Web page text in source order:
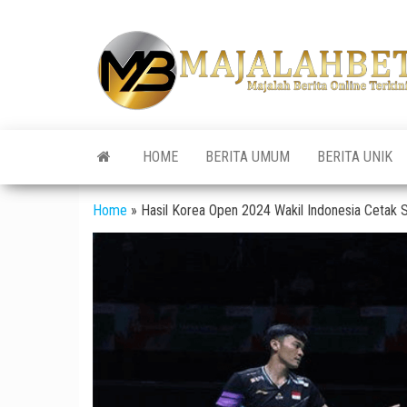
HOME BERITA UMUM BERITA UNIK
Home » Hasil Korea Open 2024 Wakil Indonesia Cetak